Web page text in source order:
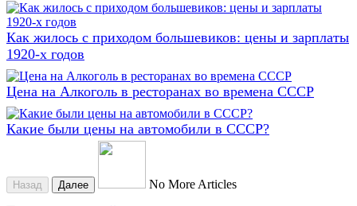
Как жилось с приходом большевиков: цены и зарплаты
1920-х годов
Цена на Алкоголь в ресторанах во времена СССР
Какие были цены на автомобили в СССР?
Назад Далее No More Articles